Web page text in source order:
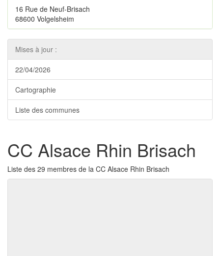
16 Rue de Neuf-Brisach
68600 Volgelsheim
Mises à jour :
22/04/2026
Cartographie
Liste des communes
CC Alsace Rhin Brisach
Liste des 29 membres de la CC Alsace Rhin Brisach